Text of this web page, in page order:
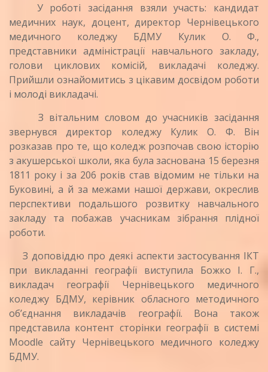
У роботі засідання взяли участь: кандидат
медичних наук, доцент, директор Чернівецького
медичного коледжу БДМУ Кулик О. Ф.,
представники адміністрації навчального закладу,
голови циклових комісій, викладачі коледжу.
Прийшли ознайомитись з цікавим досвідом роботи
і молоді викладачі.
З вітальним словом до учасників засідання
звернувся директор коледжу Кулик О. Ф. Він
розказав про те, що коледж розпочав свою історію
з акушерської школи, яка була заснована 15 березня
1811 року і за 206 років став відомим не тільки на
Буковині, а й за межами нашої держави, окреслив
перспективи подальшого розвитку навчального
закладу та побажав учасникам зібрання плідної
роботи.
З доповіддю про деякі аспекти застосування ІКТ
при викладанні географії виступила Божко І. Г.,
викладач географії Чернівецького медичного
коледжу БДМУ, керівник обласного методичного
об’єднання викладачів географії. Вона також
представила контент сторінки географії в системі
Moodle сайту Чернівецького медичного коледжу
БДМУ.